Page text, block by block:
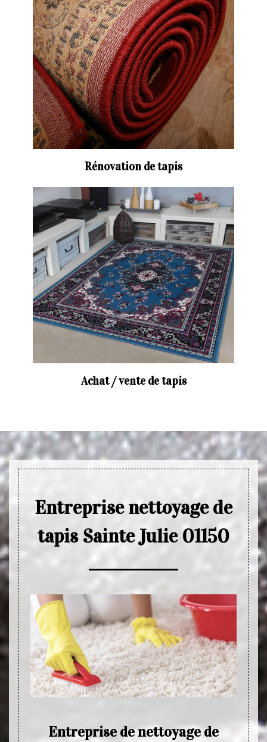
Rénovation de tapis
Achat / vente de tapis
Entreprise nettoyage de
tapis Sainte Julie 01150
Entreprise de nettoyage de